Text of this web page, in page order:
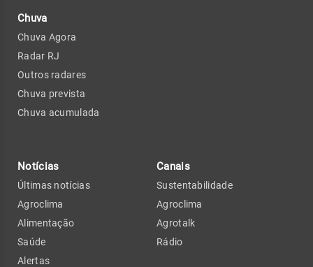
Chuva
Chuva Agora
Radar RJ
Outros radares
Chuva prevista
Chuva acumulada
Notícias
Últimas notícias
Agroclima
Alimentação
Saúde
Alertas
Canais
Sustentabilidade
Agroclima
Agrotalk
Rádio